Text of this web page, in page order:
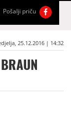
Pošalji priču
25.12.2016 | 14:32